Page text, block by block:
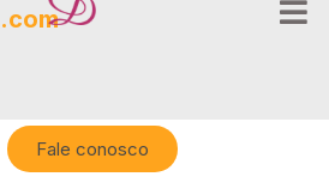
.com
Fale conosco